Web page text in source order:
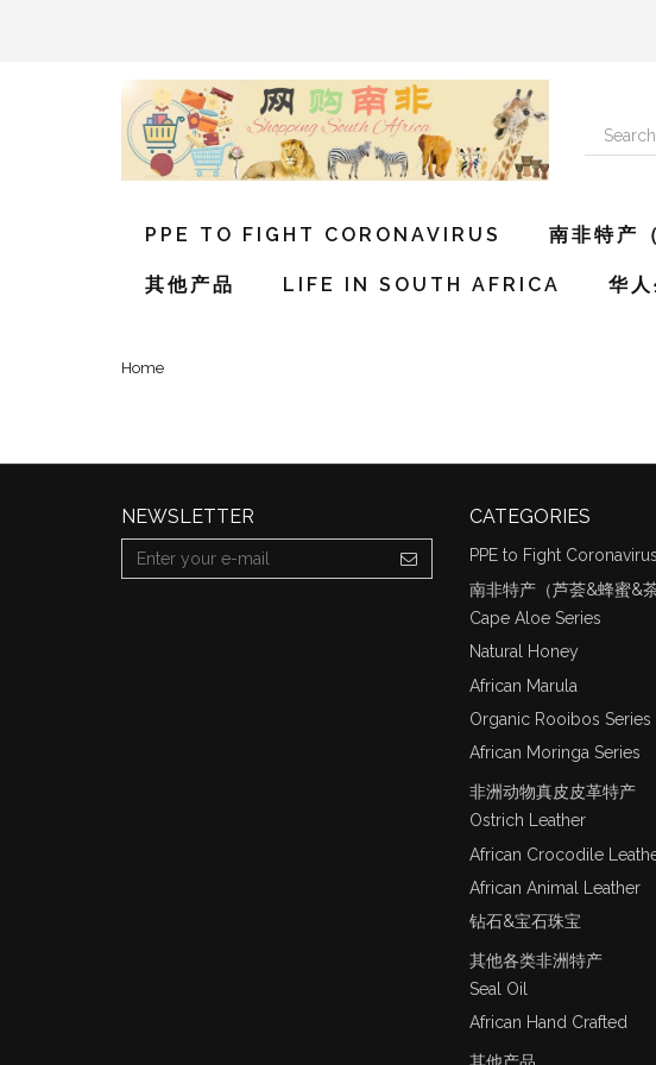
PPE TO FIGHT CORONAVIRUS 南非特产
其他产品 LIFE IN SOUTH AFRICA 华
Home
NEWSLETTER CATEGORIES
PPE to Fight Coronavirus
南非特产（芦荟&蜂蜜&茶
Cape Aloe Series
Natural Honey
African Marula
Organic Rooibos Series
African Moringa Series
非洲动物真皮皮革特产
Ostrich Leather
African Crocodile
African Animal Leather
钻石&宝石珠宝
其他各类非洲特产
Seal Oil
African Hand Crafted